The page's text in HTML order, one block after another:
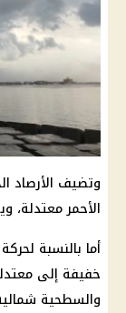
وتضيف الأرصاد
الأحمر معتدلة،
أما بالنسبة
والسطحية